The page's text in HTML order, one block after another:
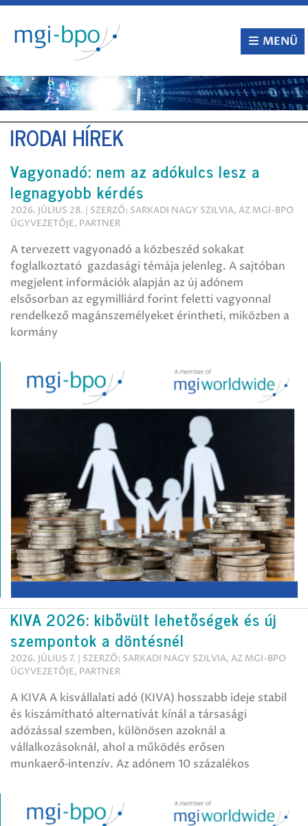
Tovább
tartalomra
MENÜ
IRODAI HÍREK
Vagyonadó: nem az adókulcs lesz a
legnagyobb kérdés
2026. JÚLIUS 28. | SZERZŐ: SARKADI NAGY SZILVIA, AZ MGI-BPO
ÜGYVEZETŐJE, PARTNER
A tervezett vagyonadó a közbeszéd sokakat
foglalkoztató gazdasági témája jelenleg. A sajtóban
megjelent információk alapján az új adónem
elsősorban az egymilliárd forint feletti vagyonnal
rendelkező magánszemélyeket érintheti, miközben a
kormány
KIVA 2026: kibővült lehetőségek és új
szempontok a döntésnél
2026. JÚLIUS 7. | SZERZŐ: SARKADI NAGY SZILVIA, AZ MGI-BPO
ÜGYVEZETŐJE, PARTNER
A KIVA A kisvállalati adó (KIVA) hosszabb ideje stabil
és kiszámítható alternatívát kínál a társasági
adózással szemben, különösen azoknál a
vállalkozásoknál, ahol a működés erősen
munkaerő‑intenzív. Az adónem 10 százalékos